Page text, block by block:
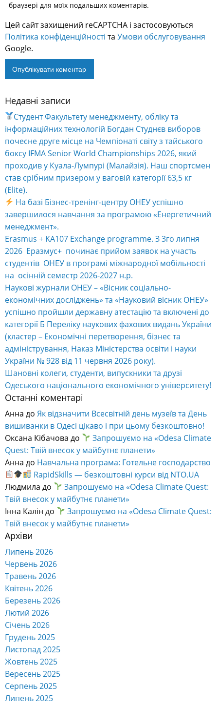
браузері для моїх подальших коментарів.
Цей сайт захищений reCAPTCHA і застосовуються
Політика конфіденційності та Умови обслуговування
Google.
Alternative:
Недавні записи
Студент Факультету менеджменту, обліку та
інформаційних технологій Богдан Студнєв виборов
почесне друге місце на Чемпіонаті світу з тайського
боксу IFMA Senior World Championships 2026, який
проходив у Куала-Лумпурі (Малайзія). Наш спортсмен
став срібним призером у ваговій категорії 63,5 кг
(Elite).
На базі Бізнес-тренінг-центру ОНЕУ успішно
завершилося навчання за програмою «Енергетичний
менеджмент».
Erasmus + KA107 Exchange programme. З 3го липня
2026 Еразмус+ починає прийом заявок на участь
студентів ОНЕУ в програмі міжнародної мобільності
на осінній семестр 2026-2027 н.р.
Наукові журнали ОНЕУ – «Вісник соціально-
економічних досліджень» та «Науковий вісник ОНЕУ»
успішно пройшли державну атестацію та включені до
категорії Б Переліку наукових фахових видань України
(кластер – Економічні перетворення, бізнес та
адміністрування, Наказ Міністерства освіти і науки
України № 928 від 11 червня 2026 року).
Шановні колеги, студенти, випускники та друзі
Одеського національного економічного університету!
Останні коментарі
Анна до Як відзначити Всесвітній день музеїв та День
вишиванки в Одесі цікаво і при цьому безкоштовно!
Оксана Кібачова до
Запрошуємо на «Odesa Climate
Quest: Твій внесок у майбутнє планети»
Анна до Навчальна програма: Готельне господарство
RapidSkills — безкоштовні курси від NTO.UA
Людмила до
Запрошуємо на «Odesa Climate Quest:
Твій внесок у майбутнє планети»
Інна Калін до
Запрошуємо на «Odesa Climate Quest:
Твій внесок у майбутнє планети»
Архіви
Липень 2026
Червень 2026
Травень 2026
Квітень 2026
Березень 2026
Лютий 2026
Січень 2026
Грудень 2025
Листопад 2025
Жовтень 2025
Вересень 2025
Серпень 2025
Липень 2025